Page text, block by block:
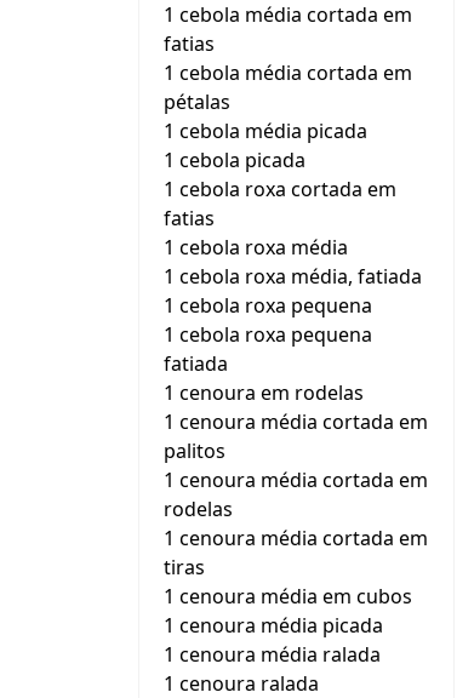
1 cebola média cortada em
fatias
1 cebola média cortada em
pétalas
1 cebola média picada
1 cebola picada
1 cebola roxa cortada em
fatias
1 cebola roxa média
1 cebola roxa média, fatiada
1 cebola roxa pequena
1 cebola roxa pequena
fatiada
1 cenoura em rodelas
1 cenoura média cortada em
palitos
1 cenoura média cortada em
rodelas
1 cenoura média cortada em
tiras
1 cenoura média em cubos
1 cenoura média picada
1 cenoura média ralada
1 cenoura ralada